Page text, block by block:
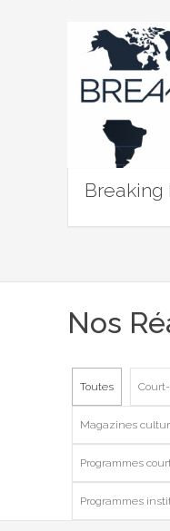
Nos
Toutes
Magazines
Programmes
Programmes